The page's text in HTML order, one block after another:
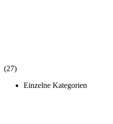
(27)
Einzelne Kategorien